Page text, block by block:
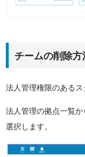
チームの削除方
法人管理権限のあるス
法人管理の拠点一覧
選択します。